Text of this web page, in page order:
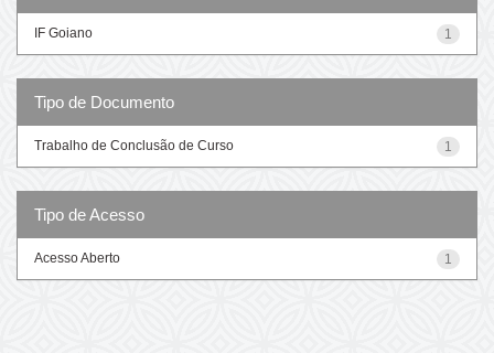
1
IF Goiano
Tipo de Documento
1
Trabalho de Conclusão de Curso
Tipo de Acesso
1
Acesso Aberto